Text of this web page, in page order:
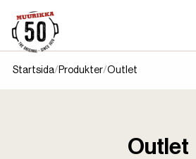
Startsida Produkter Outlet
Outlet